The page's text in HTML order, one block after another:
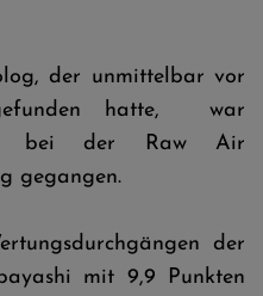
der unmittelbar vor
hatte, war
bei der Raw Air
gegangen.
der
mit 9,9 Punkten